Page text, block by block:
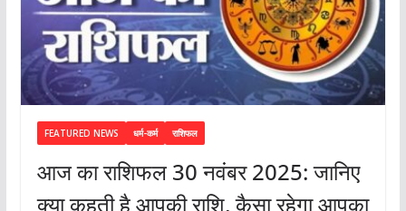
FEATURED NEWS धर्म-कर्म राशिफल
आज का राशिफल 30 नवंबर 2025: जानिए
क्या कहती है आपकी राशि, कैसा रहेगा आपका